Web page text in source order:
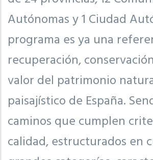
Autónomas y 1 Ciudad
programa es ya una
recuperación,
valor del patrimonio
paisajístico de España.
caminos que cumplen
calidad, estructurados en